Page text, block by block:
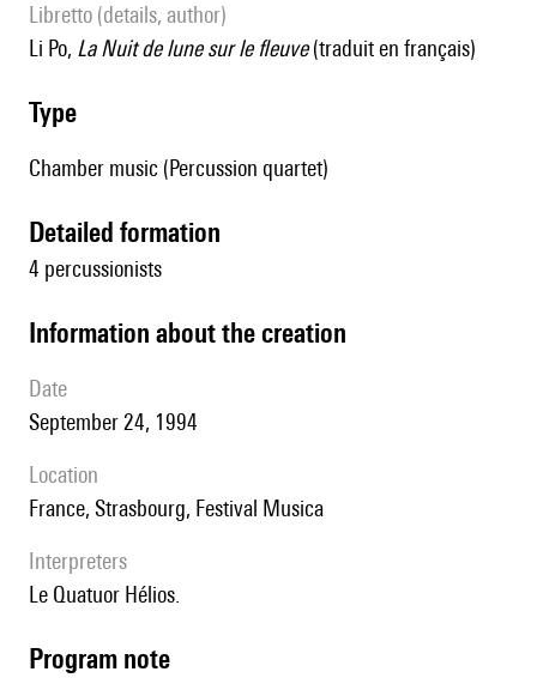
Libretto (details, author)
Li Po, La Nuit de lune sur le fleuve(traduit en français)
type
Chamber music (Percussion quartet)
detailed formation
4 percussionists
information about the creation
date
September 24, 1994
location
France, Strasbourg, Festival Musica
interpreters
le Quatuor Hélios.
Program note